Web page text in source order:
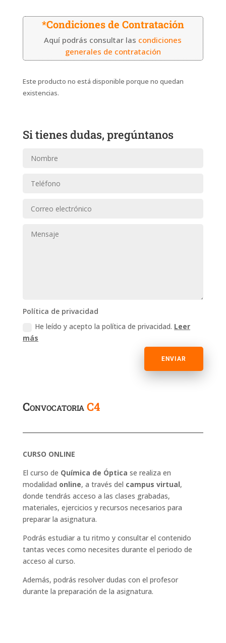
*Condiciones de Contratación
Aquí podrás consultar las condiciones
generales de contratación
Este producto no está disponible porque no quedan
existencias.
Si tienes dudas, pregúntanos
Política de privacidad
He leído y acepto la política de privacidad. Leer
más
ENVIAR
​ConvocatoriaC4
CURSO ONLINE
El curso de Química de Óptica se realiza en
modalidad online, a través del campus virtual,
donde tendrás acceso a las clases grabadas,
materiales, ejercicios y recursos necesarios para
preparar la asignatura.
Podrás estudiar a tu ritmo y consultar el contenido
tantas veces como necesites durante el periodo de
acceso al curso.
Además, podrás resolver dudas con el profesor
durante la preparación de la asignatura.